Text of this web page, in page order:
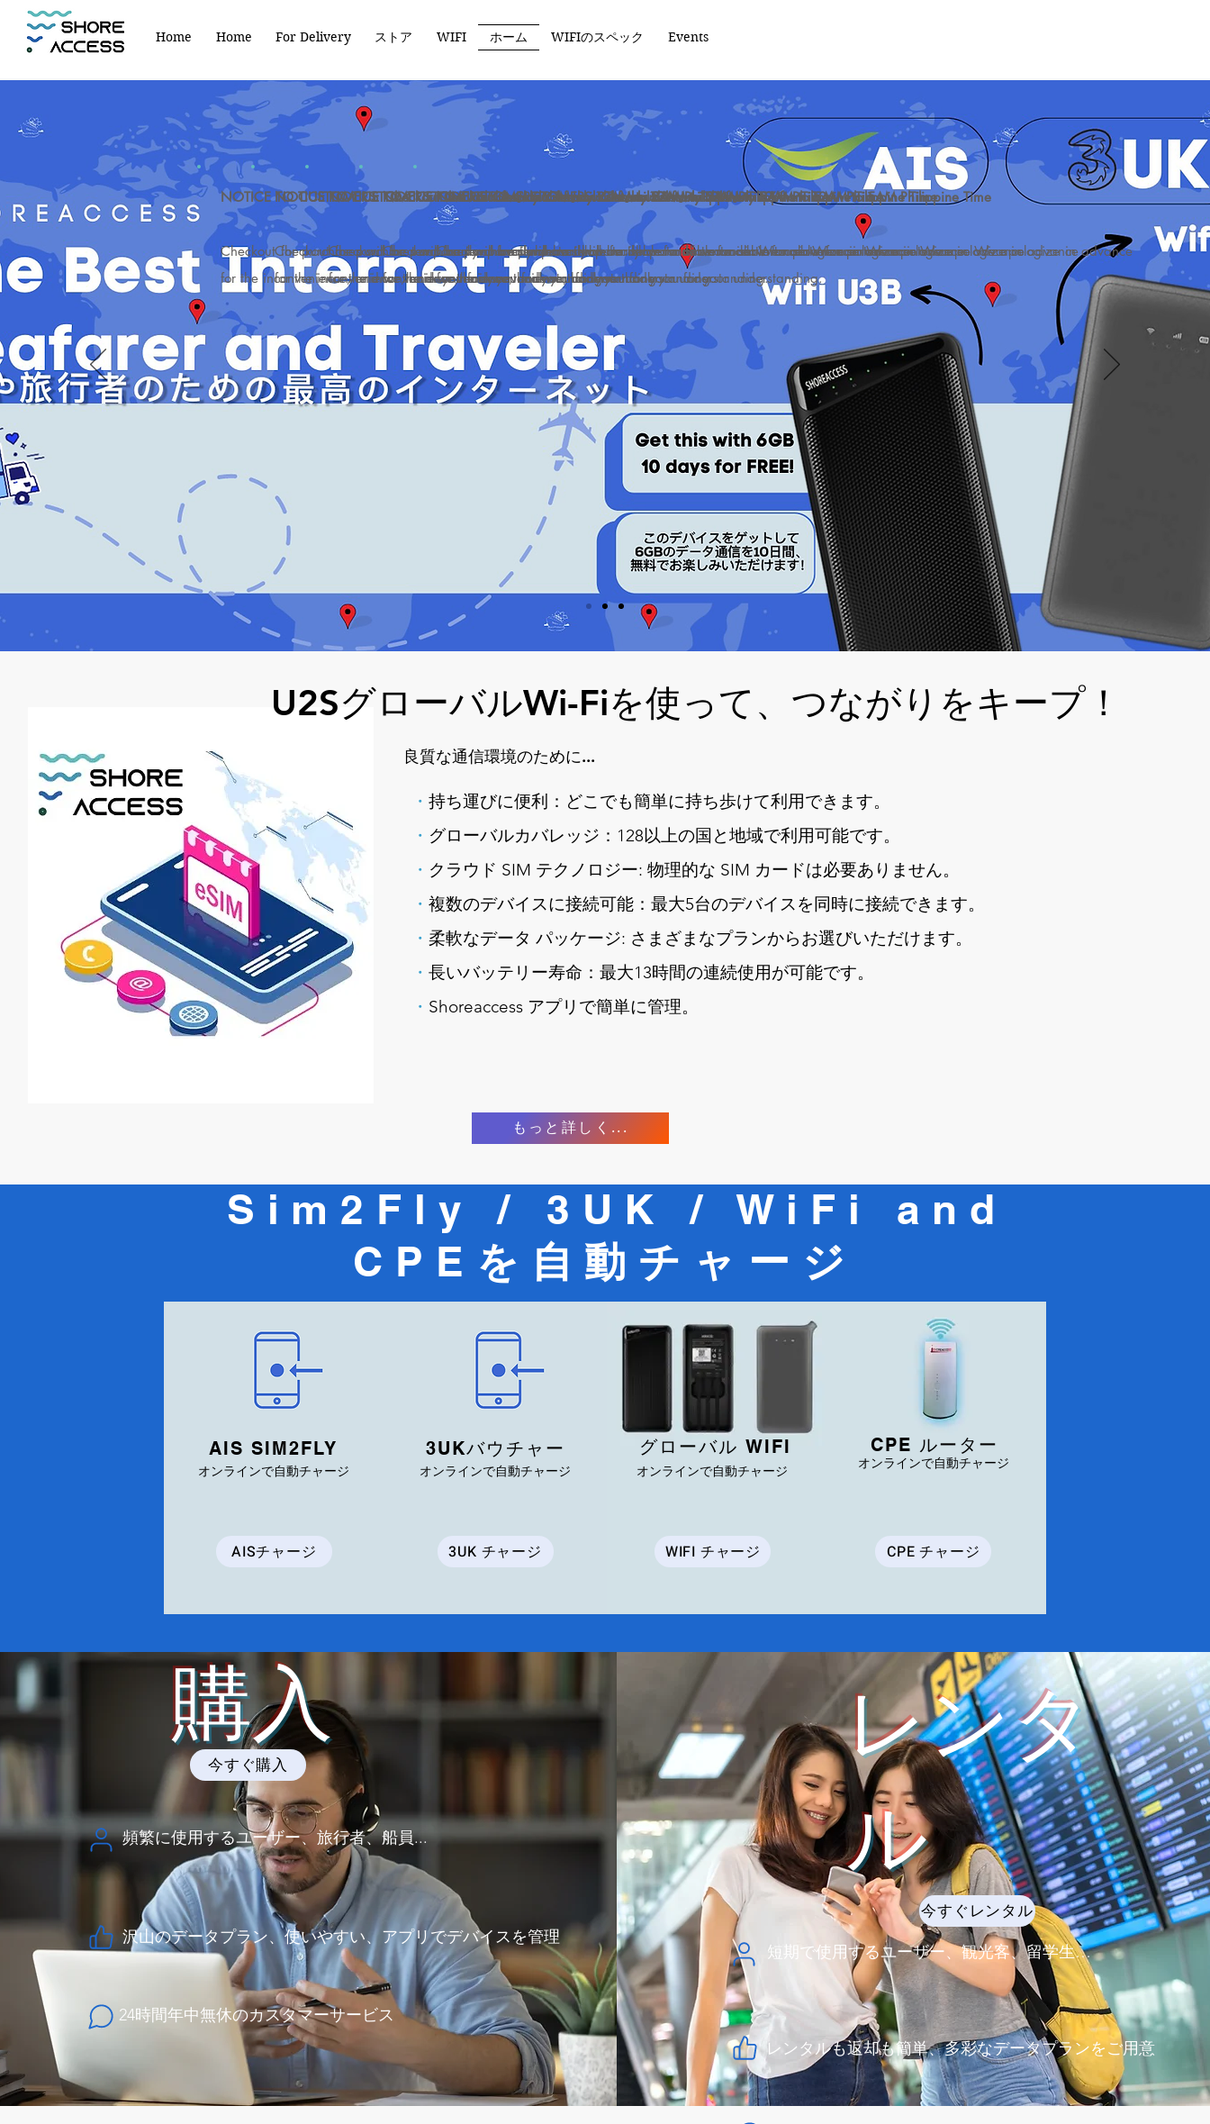
Home Home For Delivery ストア WIFI ホーム WIFIのスペック Events
Best Portable WiFi, Hotspot, and SIM for Travelers
良質な通信環境のために...
・ 持ち運びに便利：どこでも簡単に持ち歩けて利用できます。
・ グローバルカバレッジ：128以上の国と地域で利用可能です。
・ クラウド SIM テクノロジー: 物理的な SIM カードは必要ありません。
・ 複数のデバイスに接続可能：最大5台のデバイスを同時に接続できます。
・ 柔軟なデータ パッケージ: さまざまなプランからお選びいただけます。
・ 長いバッテリー寿命：最大13時間の連続使用が可能です。
・ Shoreaccess アプリで簡単に管理。
もっと詳しく...
U2SグローバルWi-Fiを使って、つながりをキープ！
Sim2Fly / 3UK / WiFi and
CPE を自動チャージ
AIS SIM2FLY
オンラインで自動チャージ
AISチャージ
3UKバウチャー
オンラインで自動チャージ
3UK チャージ
グローバル WIFI
オンラインで自動チャージ
WIFI チャージ
CPE ルーター
オンラインで自動チャージ
CPE チャージ
​購入
今すぐ購入
​頻繁に使用するユーザー、旅行者、船員...
沢山のデータプラン、使いやすい、アプリでデバイスを管理
24時間年中無休のカスタマーサービス
​レンタ
ル
今すぐレンタル
短期で使用するユーザー、観光客、留学生…
レンタルも返却も簡単、多彩なデータプランをご用意
NOTICE TO CUSTOMERS: Checkout unavailable July 27 from 12AM to 5AM Philippine Time
Checkout for purchases will be temporarily unavailable to allow for server maintenance. We apologize in advance
for the inconvenience, and we thank you for your understanding.
NOTICE TO CUSTOMERS: Checkout unavailable July 27 from 12AM to 5AM Philippine Time
Checkout for purchases will be temporarily unavailable to allow for server maintenance. We apologize in advance
for the inconvenience, and we thank you for your understanding.
NOTICE TO CUSTOMERS: Checkout unavailable July 27 from 12AM to 5AM Philippine Time
Checkout for purchases will be temporarily unavailable to allow for server maintenance. We apologize in advance
for the inconvenience, and we thank you for your understanding.
NOTICE TO CUSTOMERS: Checkout unavailable July 27 from 12AM to 5AM Philippine Time
Checkout for purchases will be temporarily unavailable to allow for server maintenance. We apologize in advance
for the inconvenience, and we thank you for your understanding.
NOTICE TO CUSTOMERS: Checkout unavailable July 27 from 12AM to 5AM Philippine Time
Checkout for purchases will be temporarily unavailable to allow for server maintenance. We apologize in advance
for the inconvenience, and we thank you for your understanding.